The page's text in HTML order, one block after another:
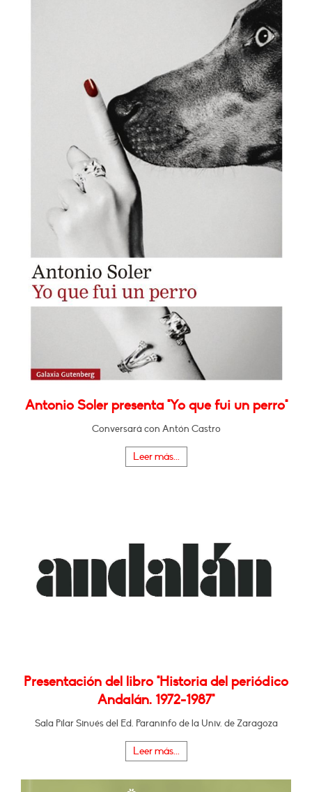
Antonio Soler presenta "Yo que fui un perro"
Conversará con Antón Castro
Leer más...
Presentación del libro "Historia del periódico
Andalán. 1972-1987"
Sala Pilar Sinués del Ed. Paraninfo de la Univ. de Zaragoza
Leer más...